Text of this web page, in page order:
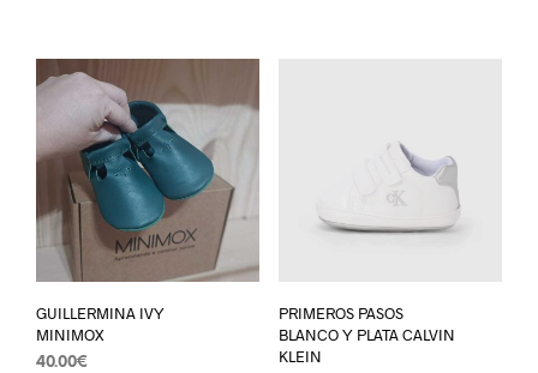
GUILLERMINA IVY
MINIMOX
40.00€
PRIMEROS PASOS
BLANCO Y PLATA CALVIN
KLEIN